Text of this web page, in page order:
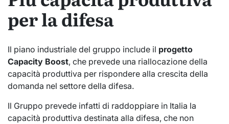
per la difesa
Il piano industriale del gruppo include il progetto
Capacity Boost, che prevede una riallocazione della
capacità produttiva per rispondere alla crescita della
domanda nel settore della difesa.
Il Gruppo prevede infatti di raddoppiare in Italia la
capacità produttiva destinata alla difesa, che non